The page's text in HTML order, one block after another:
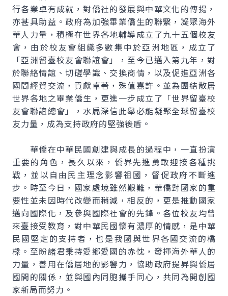
行各業卓有成就，對僑社的發展與中華文化的傳揚，
亦甚具助益。政府為加強畢業僑生的聯繫，凝聚海外
華人力量，積極在世界各地輔導成立了九十五個校友
會，由於校友會組織多數集中於亞洲地區，成立了
「亞洲留臺校友會聯誼會」，至今已邁入第九年，對
於聯絡情誼、切磋學識、交換商情，以及促進亞洲各
國間經貿交流，貢獻卓著，殊值嘉許。並為團結散居
世界各地之畢業僑生，更進一步成立了「世界留臺校
友會聯誼總會」，水扁深信此舉必能凝聚全球留臺校
友力量，成為支持政府的堅強後盾。
華僑在中華民國創建與成長的過程中，一直扮演
重要的角色，長久以來，僑界先進勇敢迎接各種挑
戰，並以自由民主理念影響祖國，督促政府不斷進
步。時至今日，國家處境雖然艱難，華僑對國家的重
要性並未因時代改變而稍減，相反的，更是推動國家
邁向國際化，及參與國際社會的先鋒。各位校友均曾
來臺接受教育，對中華民國懷有濃厚的情感，是中華
民國堅定的支持者，也是我國與世界各國交流的橋
樑。至盼諸君秉持愛鄉愛國的赤忱，發揮海外華人的
力量，善用在僑居地的影響力，協助政府提昇與僑居
國間的關係，並與國內同胞攜手同心，共同為開創國
家新局而努力。